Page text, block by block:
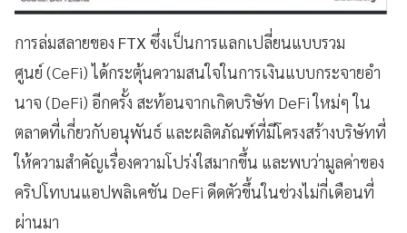
การล่มสลายของ FTX ซึ่งเป็นการแลกเปลี่ยนแบบรวม
ศูนย์ (CeFi) ได้กระตุ้นความสนใจในการเงินแบบกระจายอํา
นาจ (DeFi) อีกครั้ง สะท้อนจากเกิดบริษัท DeFi ใหม่ๆ ใน
ตลาดที่เกี่ยวกับอนุพันธ์ และผลิตภัณฑ์ที่มีโครงสร้างบริษัทที่
ให้ความสำคัญเรื่องความโปร่งใสมากขึ้น และพบว่ามูลค่าของ
คริปโทบนแอปพลิเคชัน DeFi ดีดตัวขึ้นในช่วงไม่กี่เดือนที่
ผ่านมา